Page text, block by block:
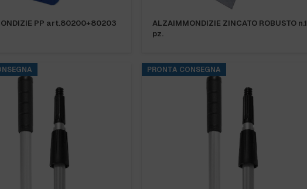
PP art.80200+80203
ALZAIMMONDIZIE ZINCATO ROBUSTO n.1
pz.
PRONTA CONSEGNA